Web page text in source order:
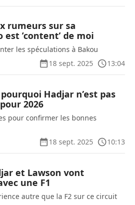
rumeurs sur sa
’content’ de moi
les spéculations à Bakou
18 sept. 2025
13:04
Hadjar n’est pas
2026
pour confirmer les bonnes
18 sept. 2025
10:13
et Lawson vont
une F1
autre que la F2 sur ce circuit